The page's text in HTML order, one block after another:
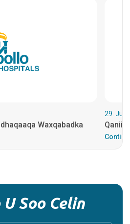
Waxqabadka
29.
Soo Celin